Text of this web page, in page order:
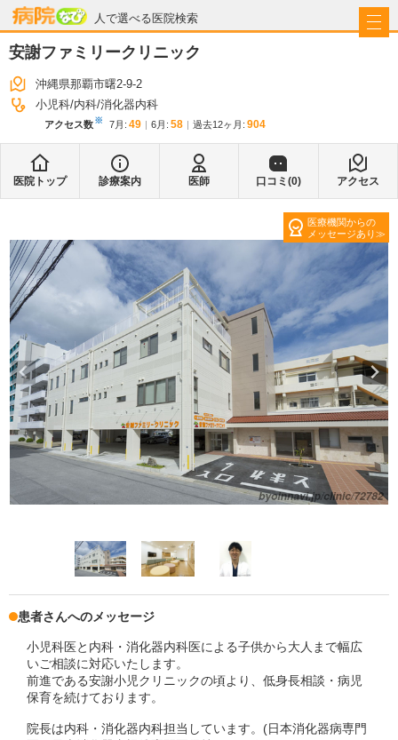
人で選べる医院検索
病院なび
安謝ファミリークリニック
沖縄県那覇市曙2-9-2
小児科 内科 消化器内科
アクセス数※ 7月 : 49 6月 : 58 過去12ヶ月: 904
医院トップ 診療案内 医師 口コミ(0) アクセス
医療機関からの
メッセージあり
患者さんへのメッセージ
小児科医と内科・消化器内科医による子供から大人まで幅広
いご相談に対応いたします。
前進である安謝小児クリニックの頃より、低身長相談・病児
保育を続けております。
院長は内科・消化器内科担当しています。(日本消化器病専門